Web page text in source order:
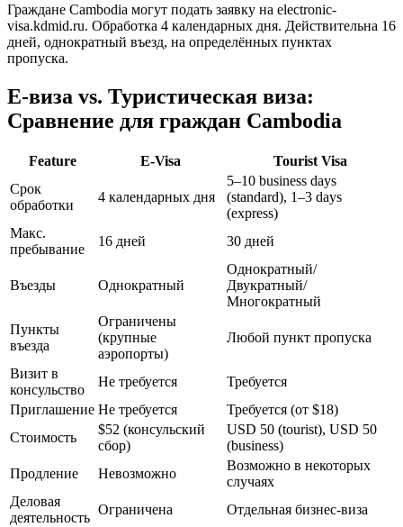
Граждане Cambodia могут подать заявку на electronic-
visa.kdmid.ru. Обработка 4 календарных дня. Действительна 16
дней, однократный въезд, на определённых пунктах
пропуска.
Е-виза vs. Туристическая виза:
Сравнение для граждан Cambodia
Feature E-Visa
Tourist Visa
Срок
обработки
4 календарных дня
5–10 business days
(standard), 1–3 days
(express)
Макс.
пребывание
16 дней 30 дней
Въезды Однократный
Однократный/
Двукратный/
Многократный
Пункты
въезда
Ограничены
(крупные
аэропорты)
Любой пункт пропуска
Визит в
консульство
Не требуется
Требуется
Приглашение Не требуется
Требуется (от $18)
Стоимость
$52 (консульский
сбор)
USD 50 (tourist), USD 50
(business)
Продление
Невозможно
Возможно в некоторых
случаях
Деловая
деятельность
Ограничена
Отдельная бизнес-виза